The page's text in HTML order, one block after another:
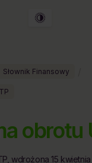
Słownik Finansowy
obrotu
wdrożona 15